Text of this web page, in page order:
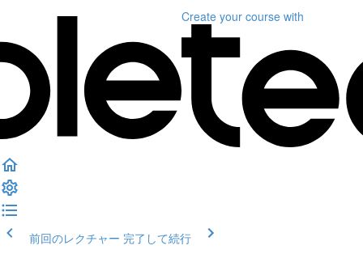
Create your course with
前回のレクチャー 完了して続行